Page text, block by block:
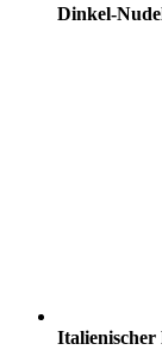
Dinkel-
Italienischer